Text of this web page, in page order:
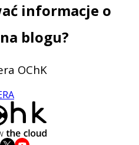
informacje o
blogu?
OChK